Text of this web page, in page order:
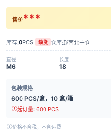
售价***
库存:0PCS 缺货 仓库:越南北宁仓
直径
M6
长度
18
包装规格
600 PCS/盒，10 盒/箱
起订量: 600 PCS
价格不含税，不含运费